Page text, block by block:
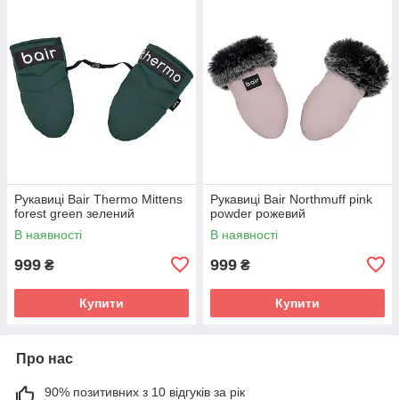
Рукавиці Bair Thermo Mittens
forest green зелений
В наявності
999 ₴
Купити
Рукавиці Bair Northmuff pink
powder рожевий
В наявності
999 ₴
Купити
Про нас
90% позитивних з 10 відгуків за рік